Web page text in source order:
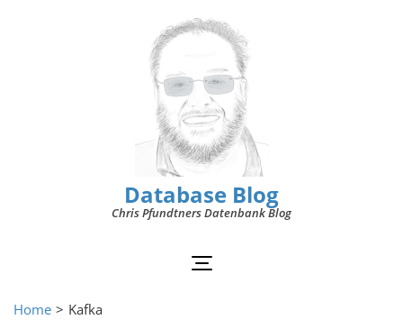
Database Blog
Chris Pfundtners Datenbank Blog
Home > Kafka